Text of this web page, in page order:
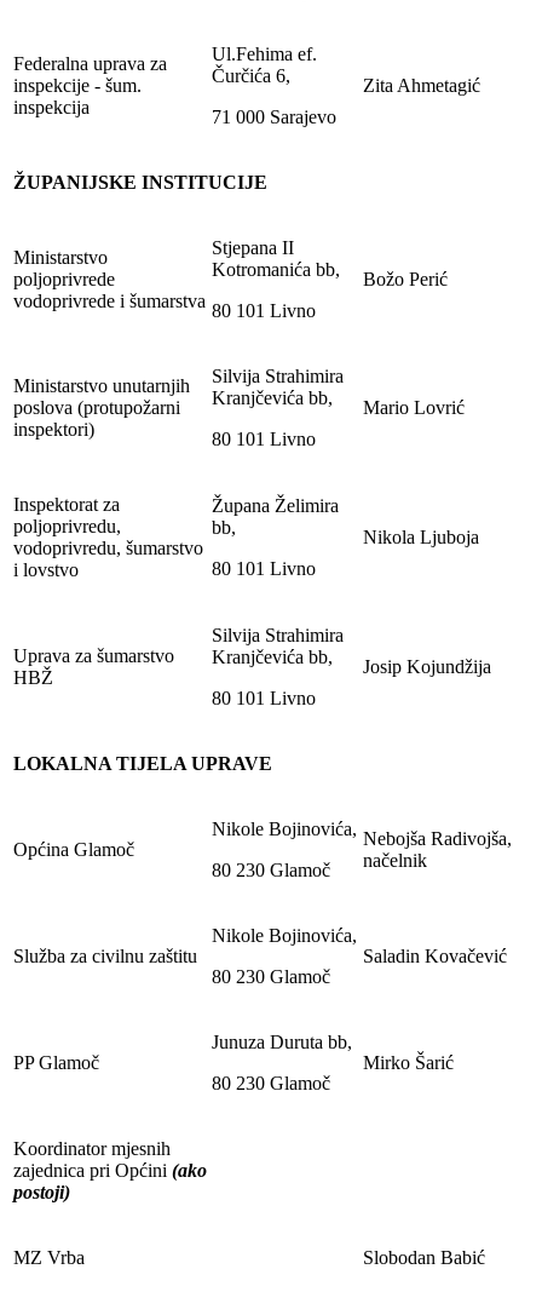
Federalna uprava za
inspekcije - šum.
inspekcija
Ul.Fehima ef.
Čurčića 6,
71 000 Sarajevo
Zita Ahmetagić
ŽUPANIJSKE INSTITUCIJE
Ministarstvo
poljoprivrede
vodoprivrede i šumarstva
Stjepana II
Kotromanića bb,
80 101 Livno
Božo Perić
Ministarstvo unutarnjih
poslova (protupožarni
inspektori)
Silvija Strahimira
Kranjčevića bb,
80 101 Livno
Mario Lovrić
Inspektorat za
poljoprivredu,
vodoprivredu, šumarstvo
i lovstvo
Župana Želimira
bb,
80 101 Livno
Nikola Ljuboja
Uprava za šumarstvo
HBŽ
Silvija Strahimira
Kranjčevića bb,
80 101 Livno
Josip Kojundžija
LOKALNA TIJELA UPRAVE
Općina Glamoč
Nikole Bojinovića,
80 230 Glamoč
Nebojša Radivojša,
načelnik
Služba za civilnu zaštitu
Nikole Bojinovića,
80 230 Glamoč
Saladin Kovačević
PP Glamoč
Junuza Duruta bb,
80 230 Glamoč
Mirko Šarić
Koordinator mjesnih
zajednica pri Općini (ako
postoji)
MZ Vrba Slobodan Babić